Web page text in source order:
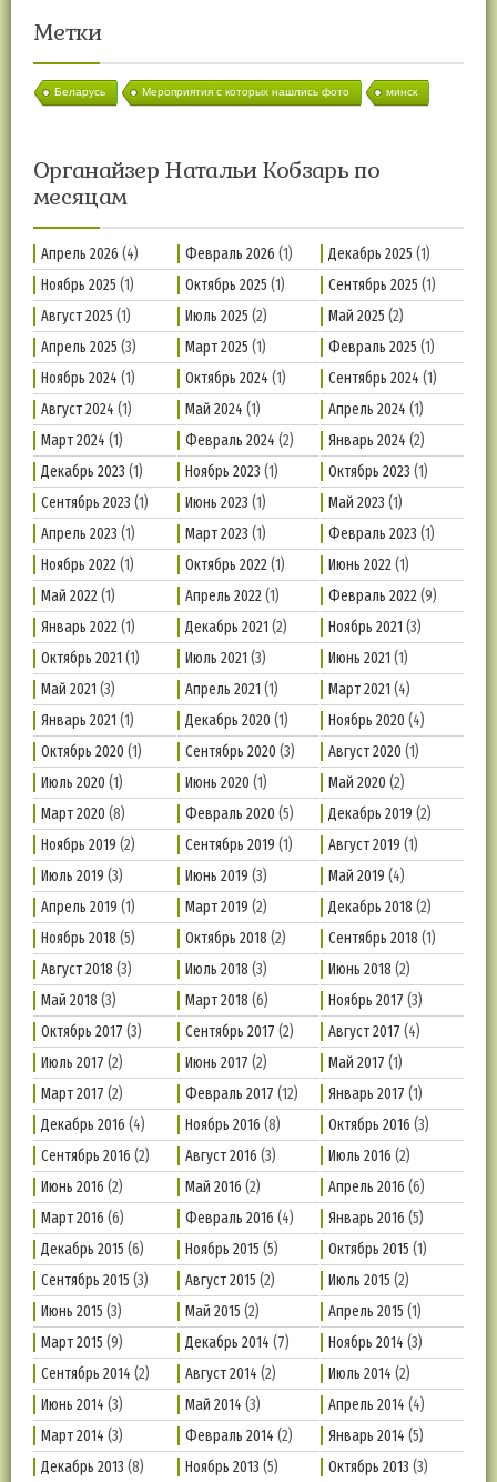
Метки
Беларусь Мероприятия с которых нашлись фото минск
Органайзер Натальи Кобзарь по
месяцам
Апрель 2026 (4) Февраль 2026 (1) Декабрь 2025 (1)
Ноябрь 2025 (1) Октябрь 2025 (1) Сентябрь 2025 (1)
Август 2025 (1) Июль 2025 (2) Май 2025 (2)
Апрель 2025 (3) Март 2025 (1) Февраль 2025 (1)
Ноябрь 2024 (1) Октябрь 2024 (1) Сентябрь 2024 (1)
Август 2024 (1) Май 2024 (1) Апрель 2024 (1)
Март 2024 (1) Февраль 2024 (2) Январь 2024 (2)
Декабрь 2023 (1) Ноябрь 2023 (1) Октябрь 2023 (1)
Сентябрь 2023 (1) Июнь 2023 (1) Май 2023 (1)
Апрель 2023 (1) Март 2023 (1) Февраль 2023 (1)
Ноябрь 2022(1) Октябрь 2022(1) Июнь 2022(1)
Май 2022(1) Апрель 2022(1) Февраль 2022(9)
Январь 2022(1) Декабрь 2021 (2) Ноябрь 2021 (3)
Октябрь 2021 (1) Июль 2021 (3) Июнь 2021 (1)
Май 2021 (3) Апрель 2021 (1) Март 2021 (4)
Январь 2021 (1) Декабрь 2020 (1) Ноябрь 2020 (4)
Октябрь 2020 (1) Сентябрь 2020 (3) Август 2020 (1)
Июль 2020 (1) Июнь 2020 (1) Май 2020 (2)
Март 2020 (8) Февраль 2020 (5) Декабрь 2019 (2)
Ноябрь 2019 (2) Сентябрь 2019 (1) Август 2019 (1)
Июль 2019 (3) Июнь 2019 (3) Май 2019 (4)
Апрель 2019 (1) Март 2019 (2) Декабрь 2018 (2)
Ноябрь 2018 (5) Октябрь 2018 (2) Сентябрь 2018 (1)
Август 2018 (3) Июль 2018 (3) Июнь 2018 (2)
Май 2018 (3) Март 2018 (6) Ноябрь 2017 (3)
Октябрь 2017 (3) Сентябрь 2017 (2) Август 2017 (4)
Июль 2017 (2) Июнь 2017 (2) Май 2017 (1)
Март 2017 (2) Февраль 2017 (12) Январь 2017 (1)
Декабрь 2016 (4) Ноябрь 2016 (8) Октябрь 2016 (3)
Сентябрь 2016 (2) Август 2016 (3) Июль 2016 (2)
Июнь 2016 (2) Май 2016 (2) Апрель 2016 (6)
Март 2016 (6) Февраль 2016 (4) Январь 2016 (5)
Декабрь 2015 (6) Ноябрь 2015 (5) Октябрь 2015 (1)
Сентябрь 2015 (3) Август 2015 (2) Июль 2015 (2)
Июнь 2015 (3) Май 2015 (2) Апрель 2015 (1)
Март 2015 (9) Декабрь 2014 (7) Ноябрь 2014 (3)
Сентябрь 2014 (2) Август 2014 (2) Июль 2014 (2)
Июнь 2014 (3) Май 2014 (3) Апрель 2014 (4)
Март 2014 (3) Февраль 2014 (2) Январь 2014 (5)
Декабрь 2013 (8) Ноябрь 2013 (5) Октябрь 2013 (3)